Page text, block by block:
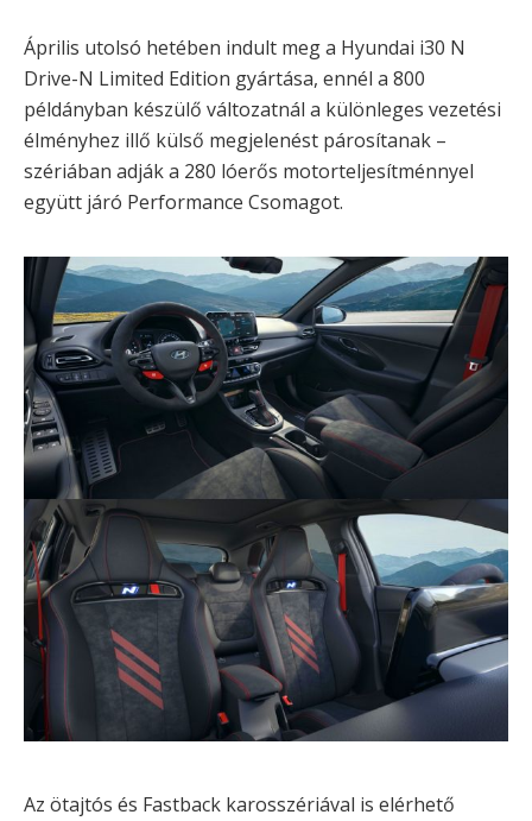
Április utolsó hetében indult meg a Hyundai i30 N
Drive-N Limited Edition gyártása, ennél a 800
példányban készülő változatnál a különleges vezetési
élményhez illő külső megjelenést párosítanak –
szériában adják a 280 lóerős motorteljesítménnyel
együtt járó Performance Csomagot.
Az ötajtós és Fastback karosszériával is elérhető